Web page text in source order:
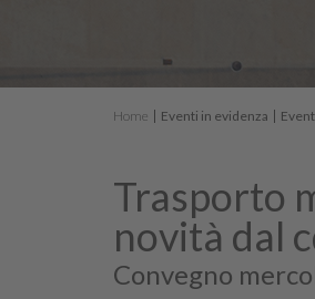
Home Eventi in evidenza
Trasporto
novità dal
Convegno